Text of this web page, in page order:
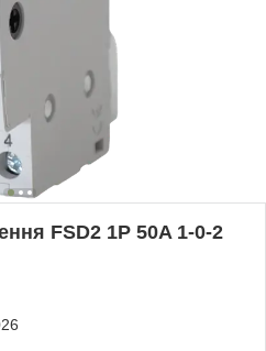
FSD2 1P 50A 1-0-2